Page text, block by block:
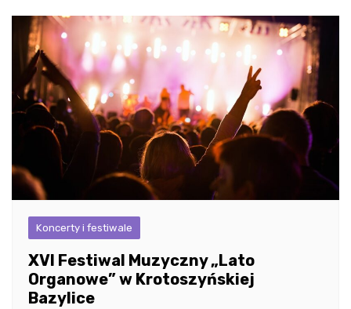
Koncerty i festiwale
XVI Festiwal Muzyczny „Lato
Organowe” w Krotoszyńskiej
Bazylice